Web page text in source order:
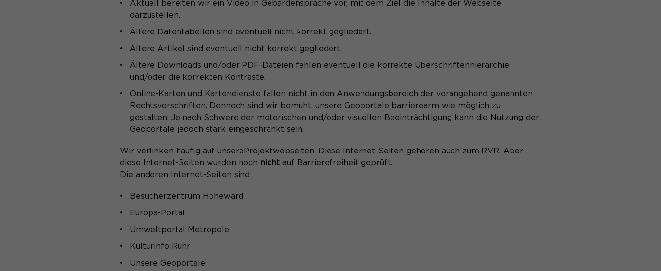
Name be_typo_user
Anbieter TYPO3
Zweck
Dieser Cookie teilt der Webseite mit, ob ein
Besucher im Typo3-Backend angemeldet ist
und die Rechte besitzt diese zu verwalten.
Name
Anbieter
Anbieter
Zweck
Name MATOMO_SESSID
Anbieter Matomo
Zweck
Aktuell bereiten wir ein Video in Gebärdensprache vor, mit dem Ziel die Inhalte der Webseite
darzustellen.
Ältere Datentabellen sind eventuell nicht korrekt gegliedert.
Ältere Artikel sind eventuell nicht korrekt gegliedert.
Ältere Downloads und/oder PDF-Dateien fehlen eventuell die korrekte Überschriftenhierarchie
und/oder die korrekten Kontraste.
Online-Karten und Kartendienste fallen nicht in den Anwendungsbereich der vorangehend genannten
Rechtsvorschriften. Dennoch sind wir bemüht, unsere Geoportale barrierearm wie möglich zu
gestalten. Je nach Schwere der motorischen und/oder visuellen Beeinträchtigung kann die Nutzung der
Geoportale jedoch stark eingeschränkt sein.
Wir verlinken häufig auf unsereProjektwebseiten. Diese Internet-Seiten gehören auch zum RVR. Aber
diese Internet-Seiten wurden noch nicht auf Barrierefreiheit geprüft.
Die anderen Internet-Seiten sind:
Besucherzentrum Hoheward
Europa-Portal
Umweltportal Metropole
Kulturinfo Ruhr
Unsere Geoportale